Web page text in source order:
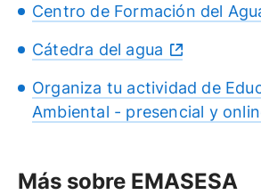
Centro de Formación del
Cátedra del agua
Organiza tu actividad de
Ambiental - presencial y
Más sobre EMASESA